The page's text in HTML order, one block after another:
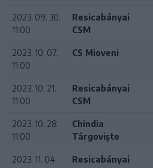
2023. 09. 30.
11:00
Resicabányai
CSM
2023. 10. 07.
11:00
CS Mioveni
2023. 10. 21.
11:00
Resicabányai
CSM
2023. 10. 28.
11:00
Chindia
Târgoviște
2023. 11. 04.
Resicabányai